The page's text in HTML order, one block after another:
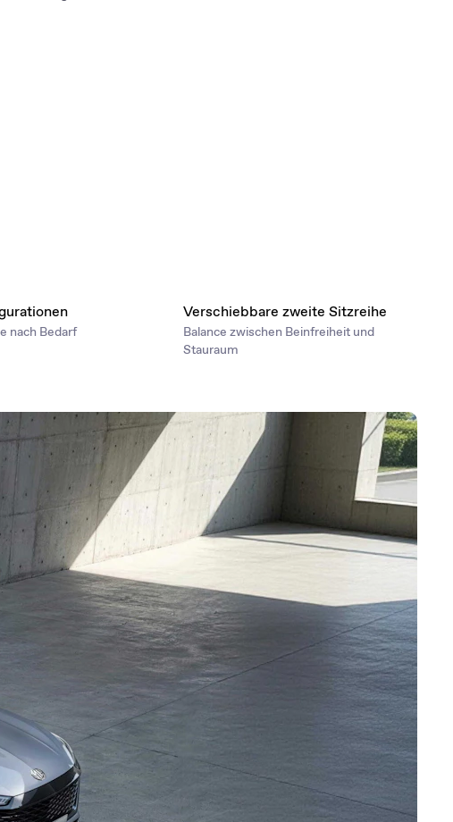
nach Bedarf
Verschiebbare zweite Sitzreihe
Balance zwischen Beinfreiheit und
Stauraum